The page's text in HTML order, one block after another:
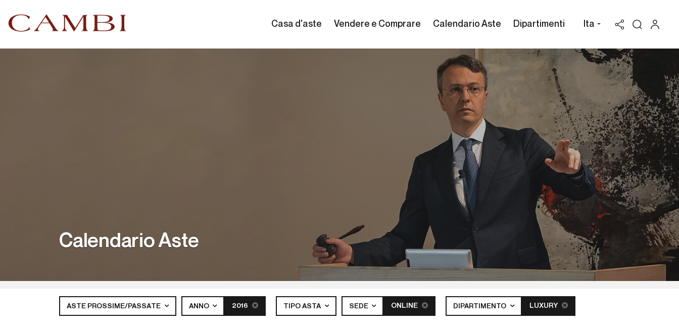
Casa d'aste Vendere e Comprare Calendario Aste Dipartimenti Ita
Calendario Aste
ASTE PROSSIME/PASSATE ANNO 2016 TIPO ASTA SEDE ONLINE DIPARTIMENTO LUXURY